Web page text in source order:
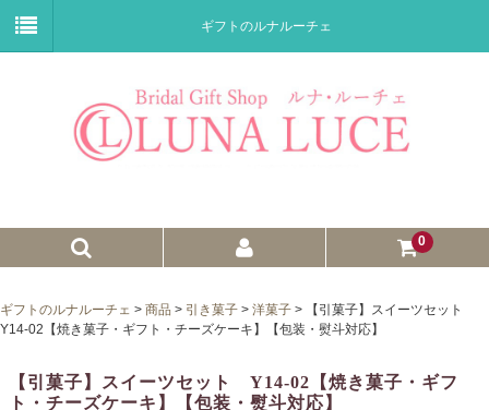
ギフトのルナルーチェ
0
プチギフト
ウェイトドール
ギフトのルナルーチェ > 商品 > 引き菓子 > 洋菓子 >
【引菓子】スイーツセット
Y14-02【焼き菓子・ギフト・チーズケーキ】【包装・熨斗対応】
【引菓子】スイーツセット Y14-02【焼き菓子・ギフ
ト・チーズケーキ】【包装・熨斗対応】